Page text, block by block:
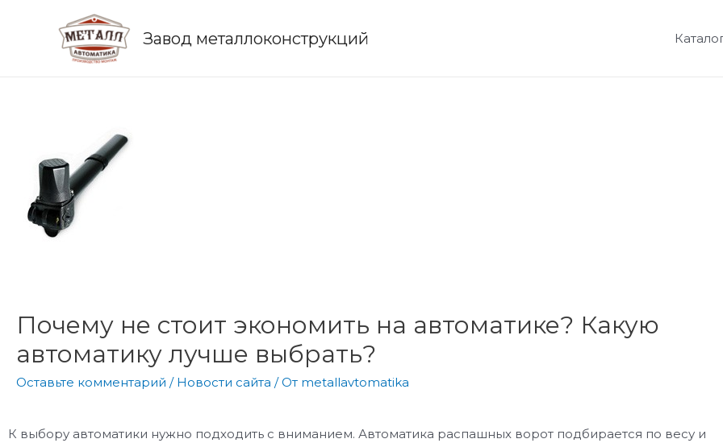
Завод металлоконструкций
Почему не стоит экономить на автоматике? Какую
автоматику лучше выбрать?
Оставьте комментарий / Новости сайта / От metallavtomatika
К выбору автоматики нужно подходить с вниманием. Автоматика распашных ворот подбирается по весу и